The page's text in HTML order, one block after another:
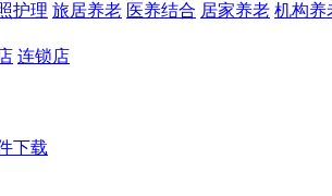
护理 旅居养老 医养结合 居家养老 机构养
连锁店
下载